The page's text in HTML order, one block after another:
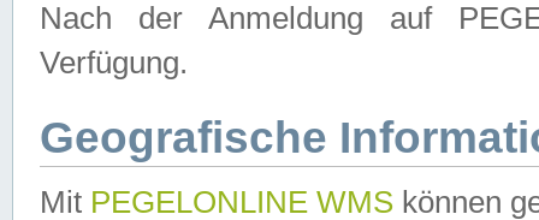
Nach der Anmeldung auf
Verfügung.
Geografische
Mit PEGELONLINE WMS können